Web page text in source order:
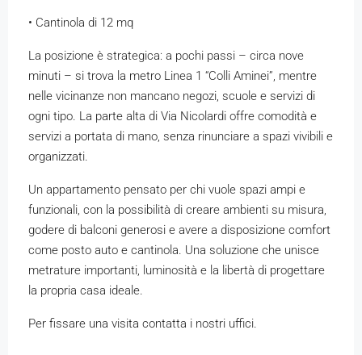
• Cantinola di 12 mq
La posizione è strategica: a pochi passi – circa nove
minuti – si trova la metro Linea 1 “Colli Aminei”, mentre
nelle vicinanze non mancano negozi, scuole e servizi di
ogni tipo. La parte alta di Via Nicolardi offre comodità e
servizi a portata di mano, senza rinunciare a spazi vivibili e
organizzati.
Un appartamento pensato per chi vuole spazi ampi e
funzionali, con la possibilità di creare ambienti su misura,
godere di balconi generosi e avere a disposizione comfort
come posto auto e cantinola. Una soluzione che unisce
metrature importanti, luminosità e la libertà di progettare
la propria casa ideale.
Per fissare una visita contatta i nostri uffici.